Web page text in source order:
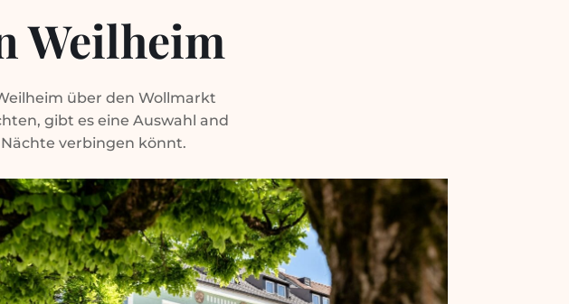
Weilheim
über den Wollmarkt
gibt es eine Auswahl and
verbingen könnt.